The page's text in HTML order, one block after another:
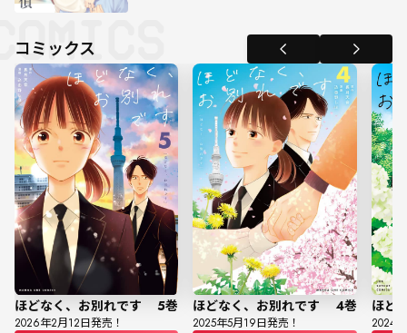
コミックス
ほどなく、お別れです 5巻
2026年2月12日発売！
ほどなく、お別れです 4巻
2025年5月19日発売！
ほど
2024